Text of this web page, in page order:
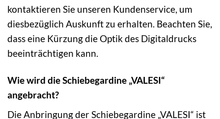
kontaktieren Sie unseren Kundenservice, um
diesbezüglich Auskunft zu erhalten. Beachten Sie,
dass eine Kürzung die Optik des Digitaldrucks
beeinträchtigen kann.
Wie wird die Schiebegardine „VALESI“
angebracht?
Die Anbringung der Schiebegardine „VALESI“ ist